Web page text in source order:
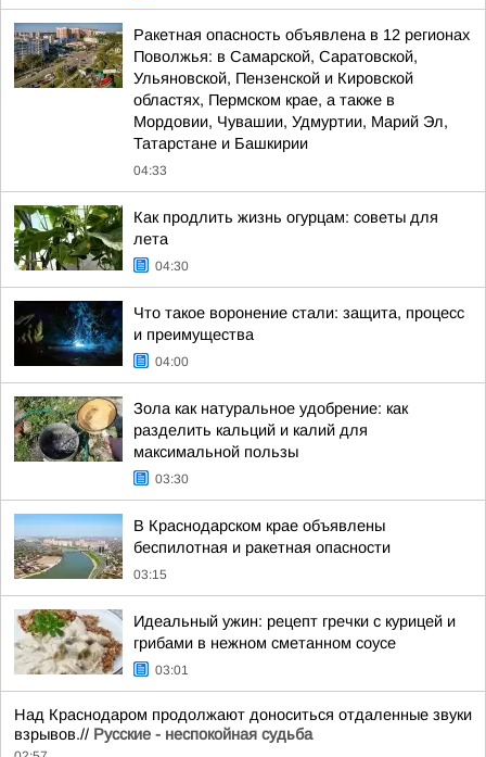
Ракетная опасность объявлена в 12 регионах
Поволжья: в Самарской, Саратовской,
Ульяновской, Пензенской и Кировской
областях, Пермском крае, а также в
Мордовии, Чувашии, Удмуртии, Марий Эл,
Татарстане и Башкирии
04:33
Как продлить жизнь огурцам: советы для
лета
04:30
Что такое воронение стали: защита, процесс
и преимущества
04:00
Зола как натуральное удобрение: как
разделить кальций и калий для
максимальной пользы
03:30
В Краснодарском крае объявлены
беспилотная и ракетная опасности
03:15
Идеальный ужин: рецепт гречки с курицей и
грибами в нежном сметанном соусе
03:01
Над Краснодаром продолжают доноситься отдаленные звуки
взрывов.// Русские - неспокойная судьба